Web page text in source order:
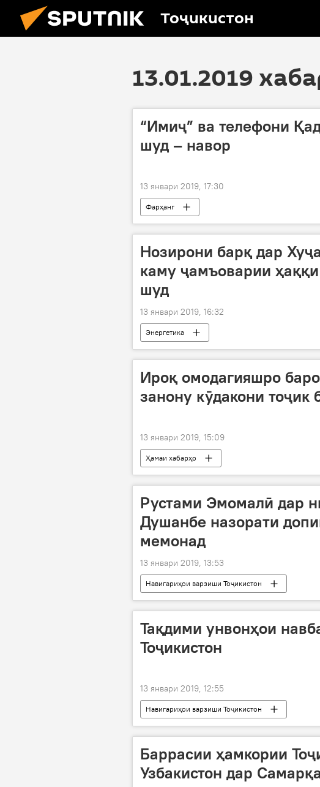
Тоҷикистон
13.01.2019
“Имиҷ” ва телефони
шуд – навор
13 январи 2019, 17:30
Фарҳанг
Нозирони барқ дар
каму ҷамъоварии
шуд
13 январи 2019, 16:32
Энергетика
Ироқ омодагияшро
занону кӯдакони тоҷик
13 январи 2019, 15:09
Ҳамаи хабарҳо
Рустами Эмомалӣ дар
Душанбе назорати
мемонад
13 январи 2019, 13:53
Навигариҳои варзиши Тоҷикистон
Тақдими унвонҳои
Тоҷикистон
13 январи 2019, 12:55
Навигариҳои варзиши Тоҷикистон
Баррасии ҳамкории
Узбакистон дар